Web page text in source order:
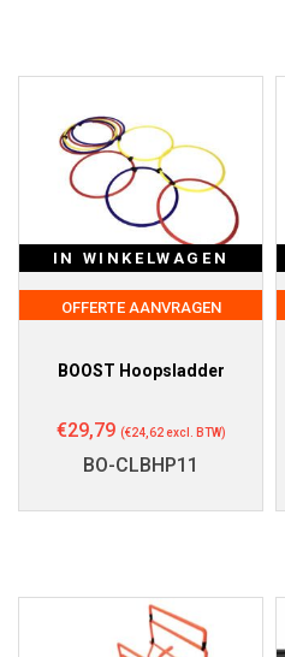
IN WINKELWAGEN
OFFERTE AANVRAGEN
BOOST Hoopsladder
€29,79 (€24,62excl. BTW)
BO-CLBHP11